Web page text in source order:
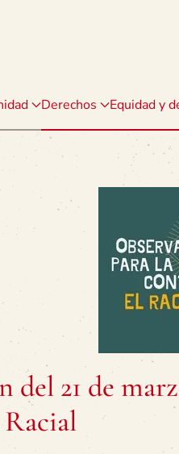
Derechos Equidad y
del 21 de